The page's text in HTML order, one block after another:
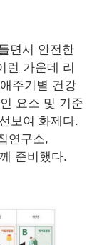
면서 안전한
런 가운데 리
주기별 건강
요소 및 기준
보여 화제다.
연구소,
준비했다.